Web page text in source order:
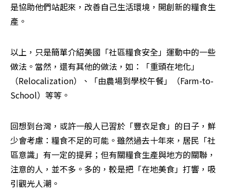
是協助他們站起來，改善自己生活環境，開創新的糧食生
產。
以上，只是簡單介紹美國「社區糧食安全」運動中的一些
做法。當然，還有其他的做法，如：「重頭在地化」
（Relocalization）、「由農場到學校午餐」（Farm-to-
School）等等。
回想到台灣，或許一般人已習於「豐衣足食」的日子，鮮
少會考慮：糧食不足的可能。雖然過去十年來，居民「社
區意識」有一定的提昇；但有關糧食生產與地方的關聯，
注意的人，並不多。多的，較是把「在地美食」打響，吸
引觀光人潮。